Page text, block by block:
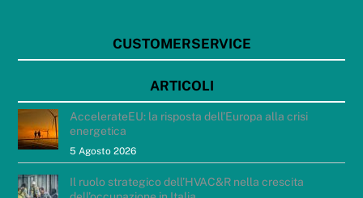
CUSTOMERSERVICE
ARTICOLI
AccelerateEU: la risposta dell’Europa alla crisi
energetica
5 Agosto 2026
Il ruolo strategico dell’HVAC&R nella crescita